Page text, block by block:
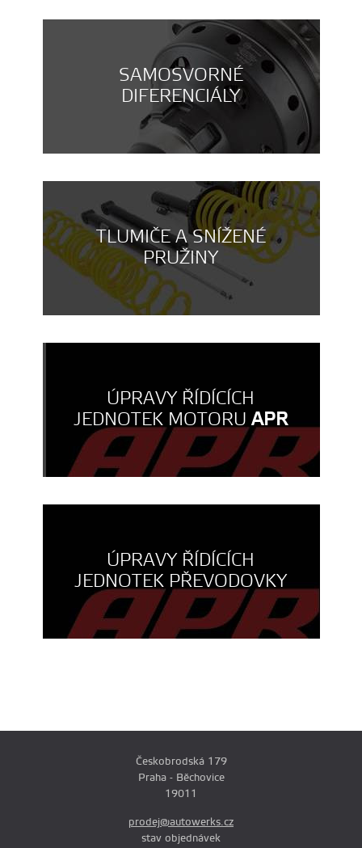
SAMOSVORNÉ
DIFERENCIÁLY
TLUMIČE A SNÍŽENÉ
PRUŽINY
ÚPRAVY ŘÍDÍCÍCH
JEDNOTEK MOTORUAPR
ÚPRAVY ŘÍDÍCÍCH
JEDNOTEK PŘEVODOVKY
Českobrodská 179
Praha - Běchovice
19011
prodej@autowerks.cz
stav objednávek